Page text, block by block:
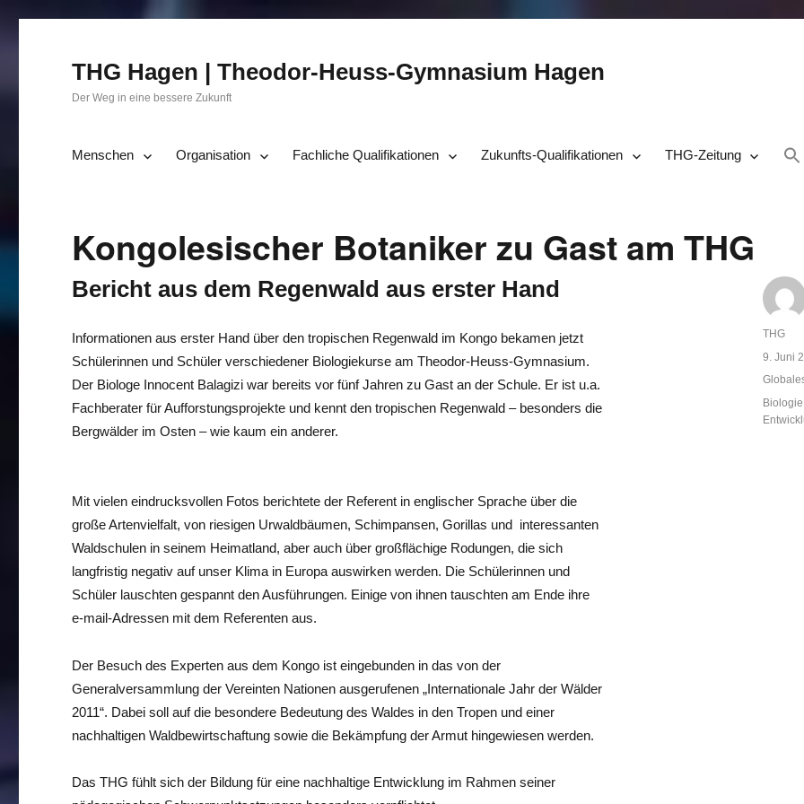
THG Hagen | Theodor-Heuss-Gymnasium Hagen
Der Weg in eine bessere Zukunft
Menschen Organisation Fachliche Qualifikationen Zukunfts-Qualifikationen THG-Zeitung
Kongolesischer Botaniker zu Gast am THG
Bericht aus dem Regenwald aus erster Hand
Informationen aus erster Hand über den tropischen Regenwald im Kongo bekamen jetzt
Schülerinnen und Schüler verschiedener Biologiekurse am Theodor-Heuss-Gymnasium.
Der Biologe Innocent Balagizi war bereits vor fünf Jahren zu Gast an der Schule. Er ist u.a.
Fachberater für Aufforstungsprojekte und kennt den tropischen Regenwald – besonders die
Bergwälder im Osten – wie kaum ein anderer.
Mit vielen eindrucksvollen Fotos berichtete der Referent in englischer Sprache über die
große Artenvielfalt, von riesigen Urwaldbäumen, Schimpansen, Gorillas und interessanten
Waldschulen in seinem Heimatland, aber auch über großflächige Rodungen, die sich
langfristig negativ auf unser Klima in Europa auswirken werden. Die Schülerinnen und
Schüler lauschten gespannt den Ausführungen. Einige von ihnen tauschten am Ende ihre
e-mail-Adressen mit dem Referenten aus.
Der Besuch des Experten aus dem Kongo ist eingebunden in das von der
Generalversammlung der Vereinten Nationen ausgerufenen „Internationale Jahr der Wälder
2011“. Dabei soll auf die besondere Bedeutung des Waldes in den Tropen und einer
nachhaltigen Waldbewirtschaftung sowie die Bekämpfung der Armut hingewiesen werden.
Das THG fühlt sich der Bildung für eine nachhaltige Entwicklung im Rahmen seiner
Autor
THG
am
9. Juni
Biologie